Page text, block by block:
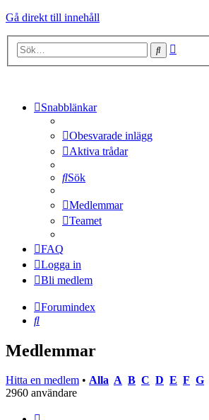
Gå direkt till innehåll
Sök
Snabblänkar
Obesvarade inlägg
Aktiva trådar
Sök
Medlemmar
Teamet
FAQ
Logga in
Bli medlem
Forumindex
Sök
Medlemmar
Hitta en medlem • Alla A B C D E F G
2960 användare